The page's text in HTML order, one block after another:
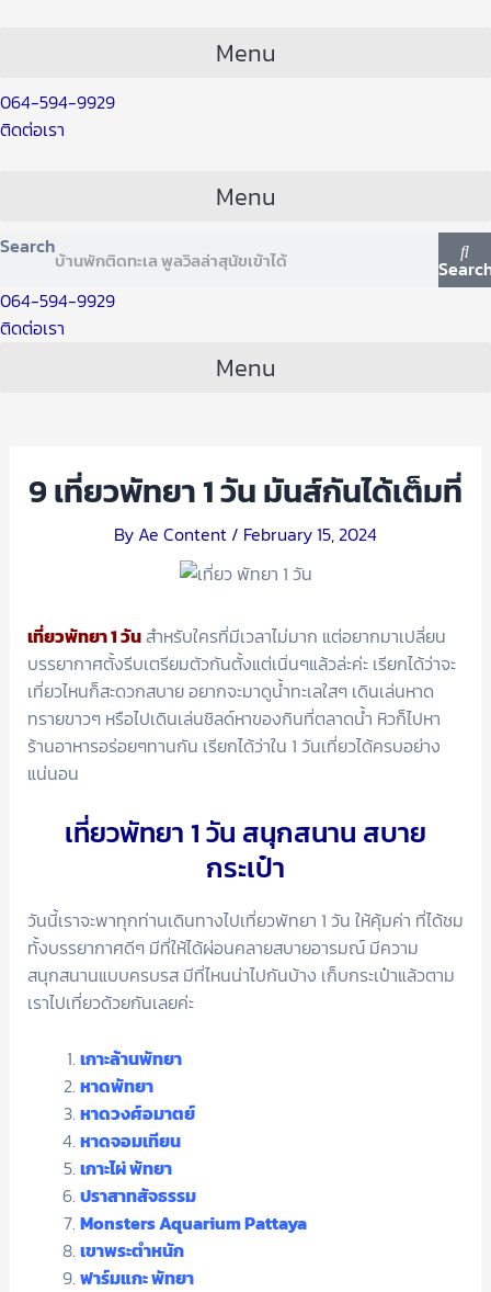
Menu
064-594-9929
ติดต่อเรา
Menu
Search
064-594-9929
ติดต่อเรา
Menu
9 เที่ยวพัทยา 1 วัน มันส์กันได้เต็มที่
By Ae Content / February 15, 2024
เที่ยวพัทยา 1 วันสำหรับใครที่มีเวลาไม่มาก แต่อยากมาเปลี่ยน
บรรยากาศตั้งรีบเตรียมตัวกันตั้งแต่เนิ่นๆแล้วล่ะค่ะ เรียกได้ว่าจะ
เที่ยวไหนก็สะดวกสบาย อยากจะมาดูน้ำทะเลใสๆ เดินเล่นหาด
ทรายขาวๆ หรือไปเดินเล่นชิลด์หาของกินที่ตลาดน้ำ หิวก็ไปหา
ร้านอาหารอร่อยๆทานกัน เรียกได้ว่าใน 1 วันเที่ยวได้ครบอย่าง
แน่นอน
เที่ยวพัทยา 1 วัน สนุกสนาน สบาย
กระเป๋า
วันนี้เราจะพาทุกท่านเดินทางไปเที่ยวพัทยา 1 วัน ให้คุ้มค่า ที่ได้ชม
ทั้งบรรยากาศดีๆ มีที่ให้ได้ผ่อนคลายสบายอารมณ์ มีความ
สนุกสนานแบบครบรส มีที่ไหนน่าไปกันบ้าง เก็บกระเป๋าแล้วตาม
เราไปเที่ยวด้วยกันเลยค่ะ
เกาะล้านพัทยา
หาดพัทยา
หาดวงศ์อมาตย์
หาดจอมเทียน
เกาะไผ่ พัทยา
ปราสาทสัจธรรม
Monsters Aquarium Pattaya
เขาพระตำหนัก
ฟาร์มแกะ พัทยา